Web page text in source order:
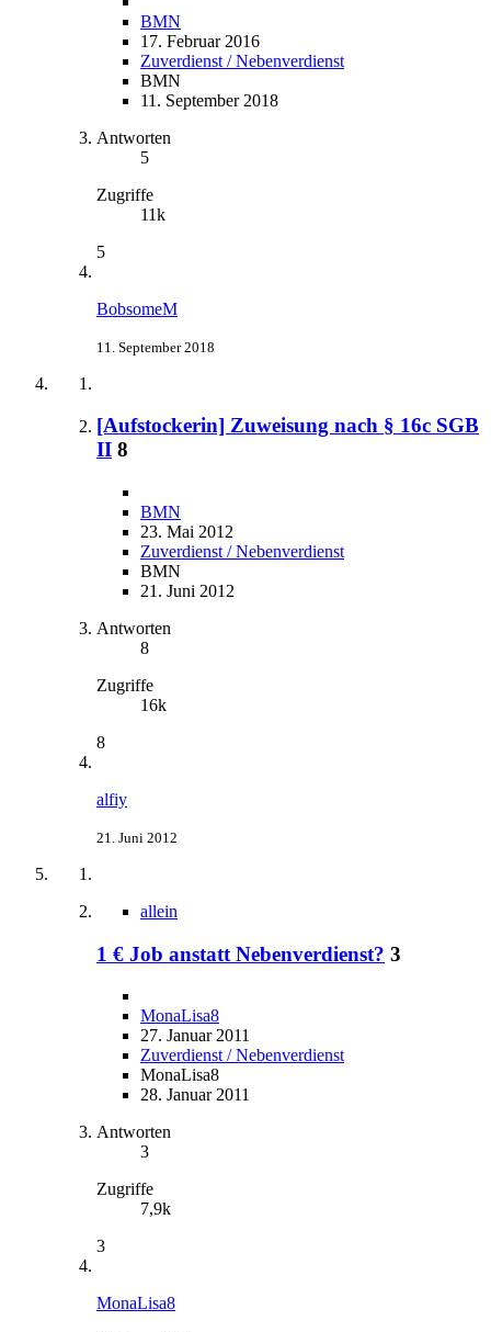
BMN
17. Februar 2016
Zuverdienst / Nebenverdienst
BMN
11. September 2018
Antworten
5
Zugriffe
11k
5
BobsomeM
11. September 2018
[Aufstockerin] Zuweisung nach § 16c SGB
II 8
BMN
23. Mai 2012
Zuverdienst / Nebenverdienst
BMN
21. Juni 2012
Antworten
8
Zugriffe
16k
8
alfiy
21. Juni 2012
allein
1 € Job anstatt Nebenverdienst? 3
MonaLisa8
27. Januar 2011
Zuverdienst / Nebenverdienst
MonaLisa8
28. Januar 2011
Antworten
3
Zugriffe
7,9k
3
MonaLisa8